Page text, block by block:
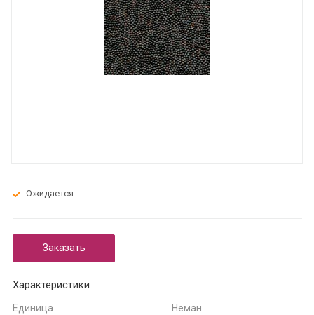
Ожидается
Заказать
Характеристики
Единица
Неман